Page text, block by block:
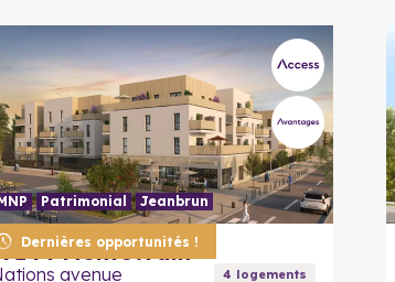
Dernières opportunités !
Patrimonial Jeanbrun
Montévrain
avenue 4 logements